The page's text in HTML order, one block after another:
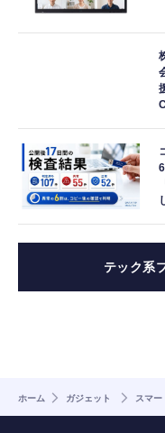
テック系
ホーム ガジェット スマー